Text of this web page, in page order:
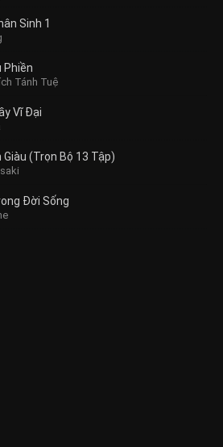
Sinh 1
Phiền
Tánh Tuệ
Vĩ Đại
Giàu (Trọn Bộ 13 Tập)
Đời Sống